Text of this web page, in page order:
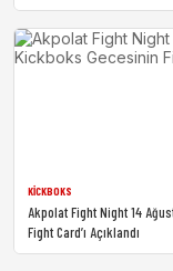
KICKBOKS
Akpolat Fight Night 14
Fight Card’ı Açıklandı